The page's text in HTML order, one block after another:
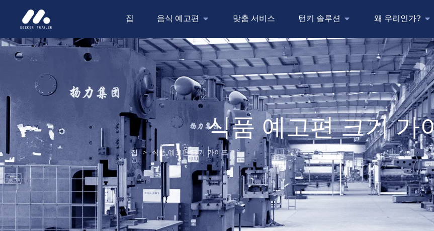
집 음식 예고편 맞춤 서비스 턴키 솔루션 왜 우리인가?
식품 예고편 크기 가
집 > 식품 예고편 크기 가이드